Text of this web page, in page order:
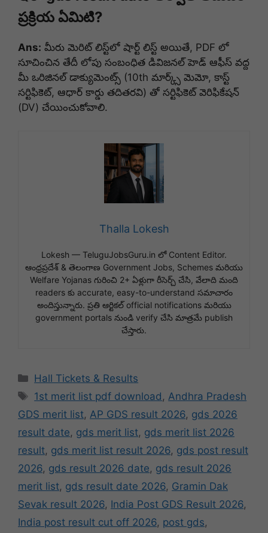
ప్రక్రియ ఏమిటి?
Ans: మీరు మెరిట్ లిస్ట్‌లో షార్ట్ లిస్ట్ అయితే, PDF లో
సూచించిన తేదీ లోపు సంబంధిత డివిజనల్ హెడ్ ఆఫీస్ వద్ద
మీ ఒరిజినల్ డాక్యుమెంట్స్ (10th మార్క్స్ మెమో, కాస్ట్
సర్టిఫికెట్, ఆధార్ కార్డు తదితరవి) తో సర్టిఫికెట్ వెరిఫికేషన్
(DV) చేయించుకోవాలి.
Thalla Lokesh
Lokesh — TeluguJobsGuru.in లో Content Editor.
ఆంధ్రప్రదేశ్ & తెలంగాణ Government Jobs, Schemes మరియు
Welfare Yojanas గురించి 2+ ఏళ్లుగా రీసెర్చ్ చేసి, వేలాది మంది
readers కు accurate, easy-to-understand సమాచారం
అందిస్తున్నారు. ప్రతి ఆర్టికల్ official notifications మరియు
government portals నుండి verify చేసి మాత్రమే publish
చేస్తారు.
Categories
Hall Tickets & Results
Tags
1st merit list pdf download , Andhra Pradesh
GDS merit list, AP GDS result 2026, gds 2026
result date, gds merit list, gds merit list 2026
result, gds merit list result 2026, gds post result
2026, gds result 2026 date, gds result 2026
merit list, gds result date 2026, Gramin Dak
Sevak result 2026, India Post GDS Result 2026,
India post result cut off 2026, post gds,